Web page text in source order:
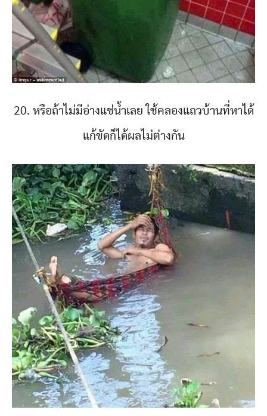
20. หรือถ้าไม่มีอ่างแช่น้ำเลย ใช้คลองแถวบ้านที่หาได้
แก้ขัดก็ได้ผลไม่ต่างกัน